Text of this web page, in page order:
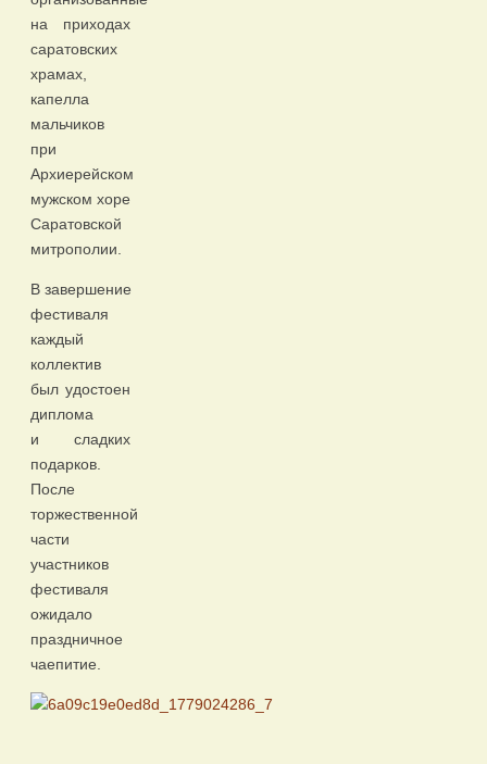
на приходах
саратовских
храмах,
капелла
мальчиков
при
Архиерейском
мужском хоре
Саратовской
митрополии.
В завершение
фестиваля
каждый
коллектив
был удостоен
диплома
и сладких
подарков.
После
торжественной
части
участников
фестиваля
ожидало
праздничное
чаепитие.